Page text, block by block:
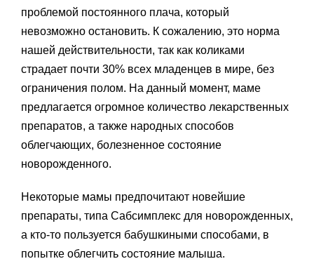
проблемой постоянного плача, который
невозможно остановить. К сожалению, это норма
нашей действительности, так как коликами
страдает почти 30% всех младенцев в мире, без
ограничения полом. На данный момент, маме
предлагается огромное количество лекарственных
препаратов, а также народных способов
облегчающих, болезненное состояние
новорожденного.
Некоторые мамы предпочитают новейшие
препараты, типа Сабсимплекс для новорожденных,
а кто-то пользуется бабушкиными способами, в
попытке облегчить состояние малыша.